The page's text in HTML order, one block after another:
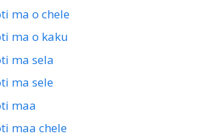
ma o chele
ma o kaku
ma sela
ma sele
maa
maa chele